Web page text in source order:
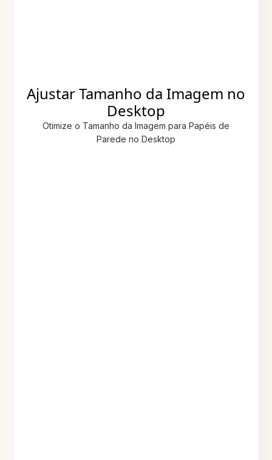
Ajustar Tamanho da Imagem no
Desktop
Otimize o Tamanho da Imagem para Papéis de
Parede no Desktop